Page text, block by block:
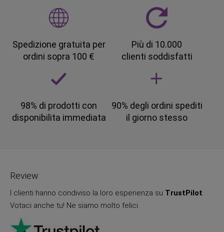
Spedizione gratuita per
ordini sopra 100 €
Più di 10.000
clienti soddisfatti
98% di prodotti con
disponibilita immediata
90% degli ordini spediti
il giorno stesso
Review
I clienti hanno condiviso la loro esperienza su TrustPilot.
Votaci anche tu! Ne siamo molto felici.